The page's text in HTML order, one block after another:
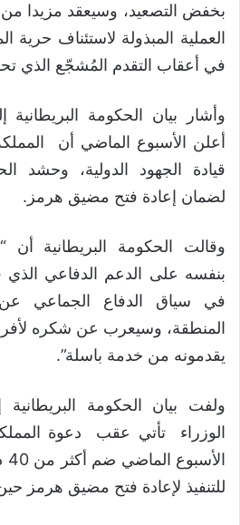
بخفض التصعيد، وسيعقد مزيدا من
العملية المبذولة لاستئناف
في أعقاب التقدم المُشجّع الذي
وأشار بيان الحكومة
أعلن الأسبوع الماضي أن
قيادة الجهود الدولية، وحشد
لضمان إعادة فتح مضيق هرمز.
وقالت الحكومة البريطانية أن
بنفسه على الدعم الدفاعي الذي
في سياق الدفاع الجماعي
المنطقة، وسيعرب عن شكره لأفراد
يقدمونه من خدمة باسلة”.
ولفت بيان الحكومة
الوزراء تأتي عقب دعوة
للتنفيذ لإعادة فتح مضيق هرمز